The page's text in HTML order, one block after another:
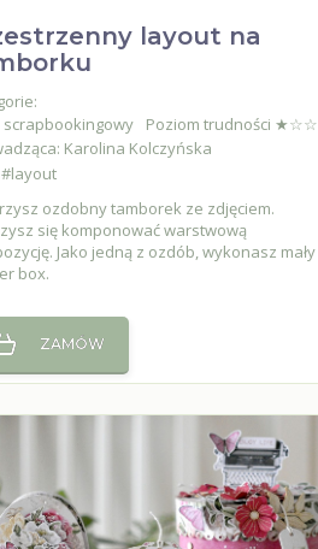
layout na
scrapbookingowy
Poziom trudności ★☆☆
Karolina Kolczyńska
#layout
ozdobny tamborek ze zdjęciem.
się komponować warstwową
Jako jedną z ozdób, wykonasz mały
box.
ZAMÓW